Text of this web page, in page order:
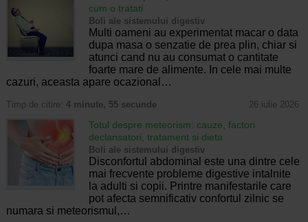
cum o tratati
Boli ale sistemului digestiv
Multi oameni au experimentat macar o data
dupa masa o senzatie de prea plin, chiar si
atunci cand nu au consumat o cantitate
foarte mare de alimente. In cele mai multe
cazuri, aceasta apare ocazional…
Timp de citire: 4 minute, 55 secunde 26 iulie 2026
Totul despre meteorism: cauze, factori
declansatori, tratament si dieta
Boli ale sistemului digestiv
Disconfortul abdominal este una dintre cele
mai frecvente probleme digestive intalnite
la adulti si copii. Printre manifestarile care
pot afecta semnificativ confortul zilnic se
numara si meteorismul,…